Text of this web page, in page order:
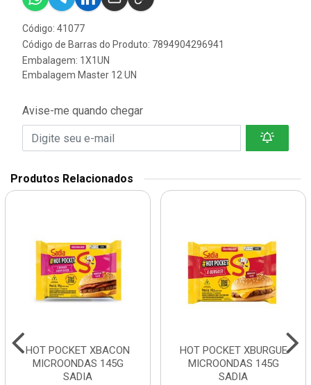
Código: 41077
Código de Barras do Produto: 7894904296941
Embalagem: 1X1UN
Embalagem Master 12 UN
Avise-me quando chegar
Produtos Relacionados
HOT POCKET XBACON
MICROONDAS 145G
SADIA
HOT POCKET XBURGUE
MICROONDAS 145G
SADIA